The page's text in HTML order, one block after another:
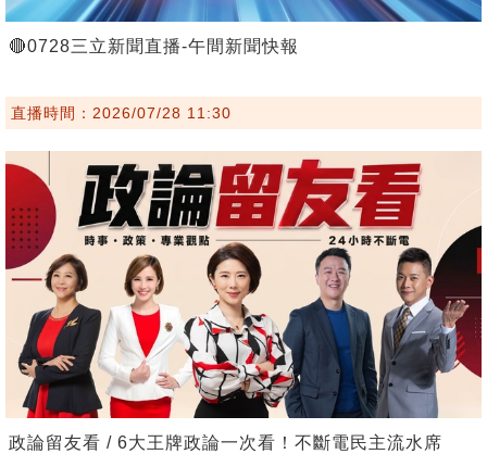
🔴0728三立新聞直播-午間新聞快報
直播時間：2026/07/28 11:30
政論留友看 / 6大王牌政論一次看！不斷電民主流水席